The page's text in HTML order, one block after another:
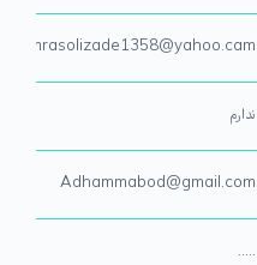
ندارم
Adhammabod@gmail.com
.....